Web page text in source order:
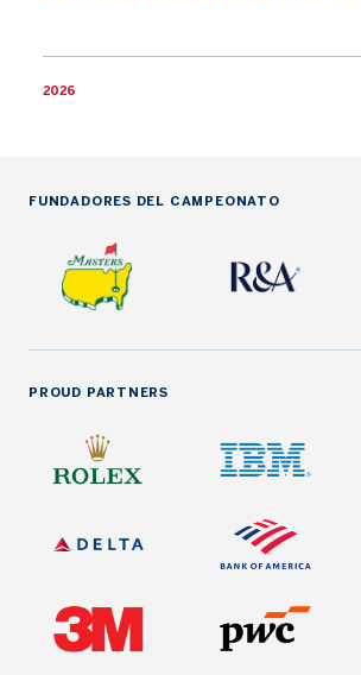
2026
FUNDADORES DEL CAMPEONATO
PROUD PARTNERS